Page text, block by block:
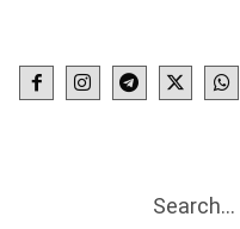
WEB STORIES More
Search...